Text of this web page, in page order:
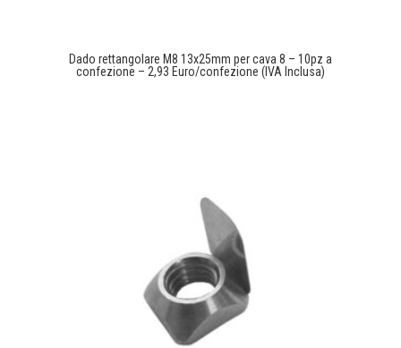
Dado rettangolare M8 13x25mm per cava 8 – 10pz a
confezione – 2,93 Euro/confezione (IVA Inclusa)